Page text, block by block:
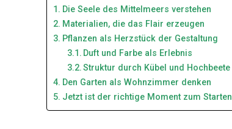
Die Seele des Mittelmeers verstehen
Materialien, die das Flair erzeugen
Pflanzen als Herzstück der Gestaltung
Duft und Farbe als Erlebnis
Struktur durch Kübel und Hochbeete
Den Garten als Wohnzimmer denken
Jetzt ist der richtige Moment zum Starten